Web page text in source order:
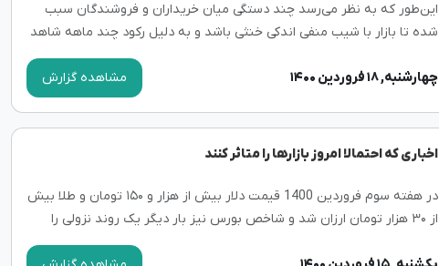
این‌طور که به نظر می‌رسد چند دستگی میان خریداران و فروشندگان سبب
شده تا بازار با شیب منفی اندکی خنثی باشد و به دلیل رکود چند ماهه شاهد
چهارشنبه, ۱۸ فروردین ۱۴۰۰
مشاهده گزارش
اخباری که احتمالا امروز بازارها را متاثر کنند
در هفته سوم فروردین 1400 قیمت دلار بیش از هزار و ۱۵۰ تومان و طلا بیش
از ۳۰ هزار تومان ارزان شد و شاخص بورس نیز بار دیگر یک روند نزولی را